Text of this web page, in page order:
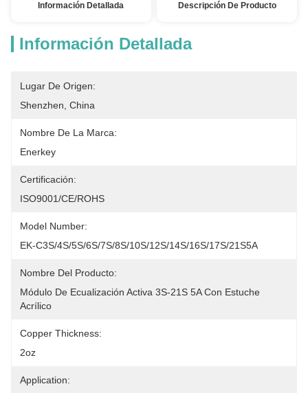
Información Detallada Descripción De Producto
Información Detallada
Lugar De Origen:
Shenzhen, China
Nombre De La Marca:
Enerkey
Certificación:
ISO9001/CE/ROHS
Model Number:
EK-C3S/4S/5S/6S/7S/8S/10S/12S/14S/16S/17S/21S5A
Nombre Del Producto:
Módulo De Ecualización Activa 3S-21S 5A Con Estuche
Acrílico
Copper Thickness:
2oz
Application: